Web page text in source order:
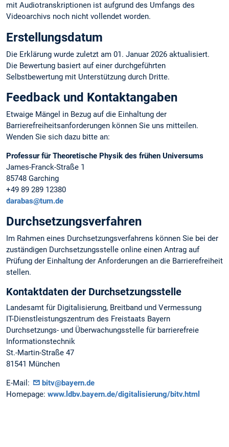
mit Audiotranskriptionen ist aufgrund des Umfangs des
Videoarchivs noch nicht vollendet worden.
Erstellungsdatum
Die Erklärung wurde zuletzt am 01. Januar 2026 aktualisiert.
Die Bewertung basiert auf einer durchgeführten
Selbstbewertung mit Unterstützung durch Dritte.
Feedback und Kontaktangaben
Etwaige Mängel in Bezug auf die Einhaltung der
Barrierefreiheitsanforderungen können Sie uns mitteilen.
Wenden Sie sich dazu bitte an:
Professur für Theoretische Physik des frühen Universums
James-Franck-Straße 1
85748 Garching
+49 89 289 12380
darabas@tum.de
Durchsetzungsverfahren
Im Rahmen eines Durchsetzungsverfahrens können Sie bei der
zuständigen Durchsetzungsstelle online einen Antrag auf
Prüfung der Einhaltung der Anforderungen an die Barrierefreiheit
stellen.
Kontaktdaten der Durchsetzungsstelle
Landesamt für Digitalisierung, Breitband und Vermessung
IT-Dienstleistungszentrum des Freistaats Bayern
Durchsetzungs- und Überwachungsstelle für barrierefreie
Informationstechnik
St.-Martin-Straße 47
81541 München
E-Mail:
bitv@bayern.de
Homepage: www.ldbv.bayern.de/digitalisierung/bitv.html